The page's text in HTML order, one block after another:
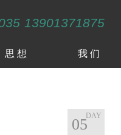
13901371875
思 想 我 们
05